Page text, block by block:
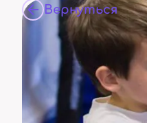
Вернуться